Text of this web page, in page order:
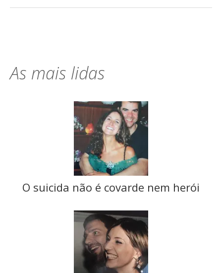
As mais lidas
O suicida não é covarde nem herói